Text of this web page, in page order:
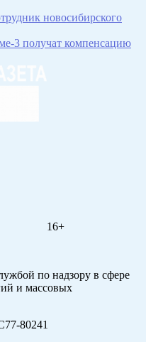
новосибирского
3 получат компенсацию
16+
по надзору в сфере
и массовых
80241